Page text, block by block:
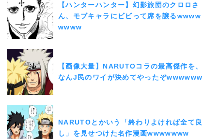
【ハンターハンター】幻影旅団のクロロさ
ん、モブキャラにビビって席を譲るwwww
wwww
【画像大量】NARUTOコラの最高傑作を、
なんJ民のワイが決めてやったぞwwwwww
NARUTOとかいう「終わりよければ全て良
し」を見せつけた名作漫画wwwwwww